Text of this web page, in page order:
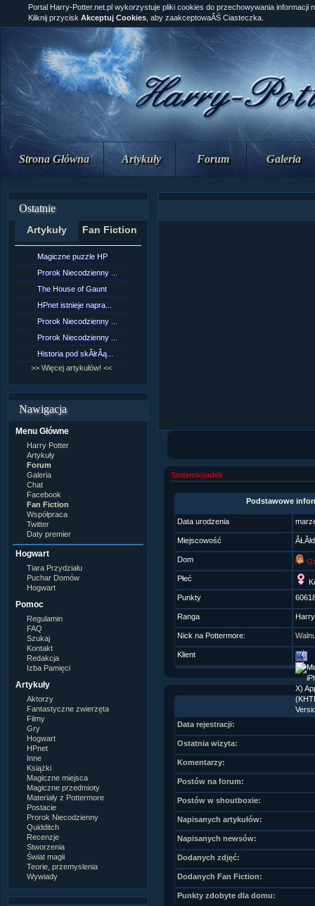
Strona Główna Artykuły Forum Galeria
Ostatnie
Artykuły Fan Fiction
Magiczne puzzle HP
Prorok Niecodzienny ...
The House of Gaunt
HPnet istnieje napra...
Prorok Niecodzienny ...
Prorok Niecodzienny ...
Historia pod skĂłrÂą...
>> Więcej artykułów! <<
Nawigacja
Menu Główne
Harry Potter
Artykuły
Forum
Galeria
Chat
Facebook
Fan Fiction
Współpraca
Twitter
Daty premier
Hogwart
Tiara Przydziału
Puchar Domów
Hogwart
Pomoc
Regulamin
FAQ
Szukaj
Kontakt
Redakcja
Izba Pamięci
Artykuły
Aktorzy
Fantastyczne zwierzęta
Filmy
Gry
Hogwart
HPnet
Inne
Książki
Magiczne miejsca
Magiczne przedmioty
Materiały z Pottermore
Postacie
Prorok Niecodzienny
Quidditch
Recenzje
Stworzenia
Świat magii
Teorie, przemyslenia
Wywiady
Portal Harry-Potter.net.pl wykorzystuje pliki cookies do przechowywania informacji
Kliknij przycisk Akceptuj Cookies , aby zaakceptowaĂŚ Ciasteczka.
Smierciojadek
Podstawowe
Data urodzenia
Miejscowość
Dom
Płeć
Punkty
Ranga
Nick na Pottermore:
Klient
Data rejestracji:
Ostatnia wizyta:
Komentarzy:
Postów na forum:
Postów w shoutboxie:
Napisanych artykułów:
Napisanych newsów:
Dodanych zdjęć:
Dodanych Fan Fiction:
Punkty zdobyte dla domu: